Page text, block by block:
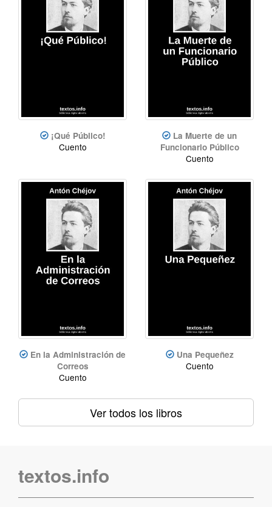
¡Qué Público!
Cuento
La Muerte de un
Funcionario Público
Cuento
En la Administración de
Correos
Cuento
Una Pequeñez
Cuento
Ver todos los libros
textos.info